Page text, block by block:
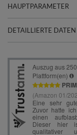
HAUPTPARAMETER
DETAILLIERTE DATEN